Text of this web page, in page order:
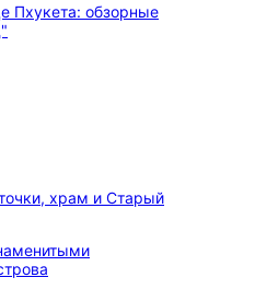
храм и Cтарый